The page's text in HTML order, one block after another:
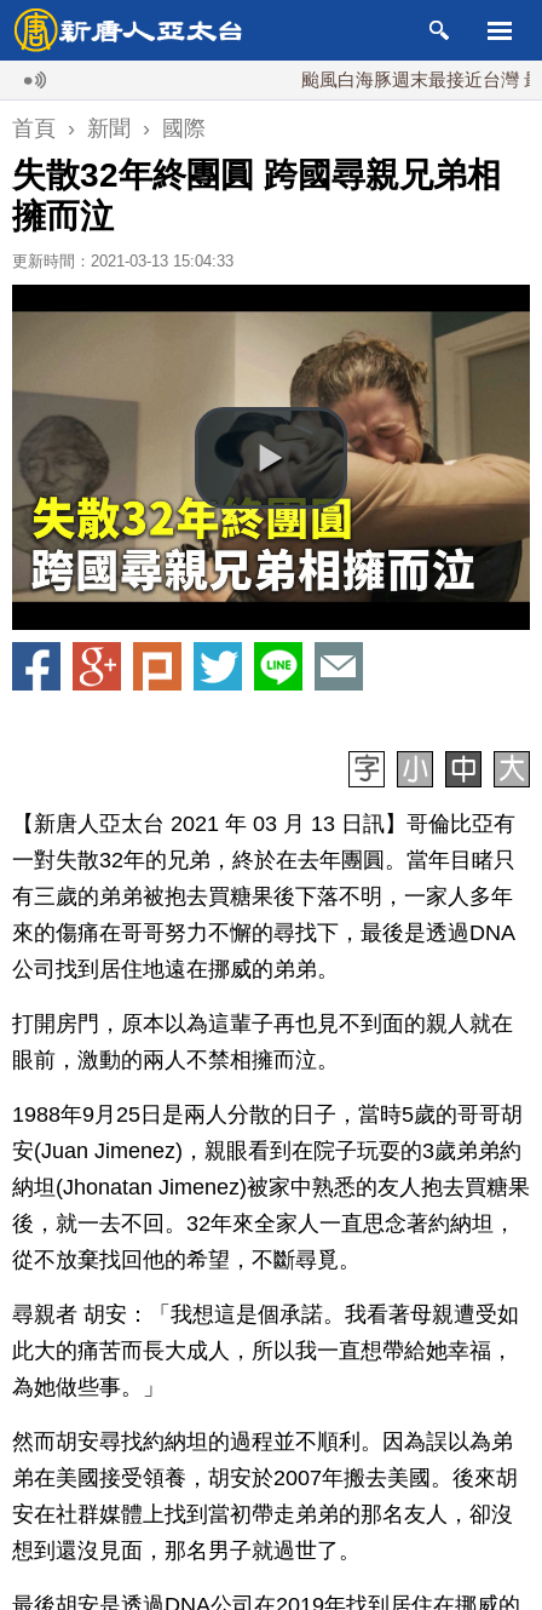
颱風白海豚週末最接近台灣 最快9
首頁 › 新聞 › 國際
失散32年終團圓 跨國尋親兄弟相
擁而泣
更新時間：2021-03-13 15:04:33
【新唐人亞太台 2021 年 03 月 13 日訊】哥倫比亞有
一對失散32年的兄弟，終於在去年團圓。當年目睹只
有三歲的弟弟被抱去買糖果後下落不明，一家人多年
來的傷痛在哥哥努力不懈的尋找下，最後是透過DNA
公司找到居住地遠在挪威的弟弟。
打開房門，原本以為這輩子再也見不到面的親人就在
眼前，激動的兩人不禁相擁而泣。
1988年9月25日是兩人分散的日子，當時5歲的哥哥胡
安(Juan Jimenez)，親眼看到在院子玩耍的3歲弟弟約
納坦(Jhonatan Jimenez)被家中熟悉的友人抱去買糖果
後，就一去不回。32年來全家人一直思念著約納坦，
從不放棄找回他的希望，不斷尋覓。
尋親者 胡安：「我想這是個承諾。我看著母親遭受如
此大的痛苦而長大成人，所以我一直想帶給她幸福，
為她做些事。」
然而胡安尋找約納坦的過程並不順利。因為誤以為弟
弟在美國接受領養，胡安於2007年搬去美國。後來胡
安在社群媒體上找到當初帶走弟弟的那名友人，卻沒
想到還沒見面，那名男子就過世了。